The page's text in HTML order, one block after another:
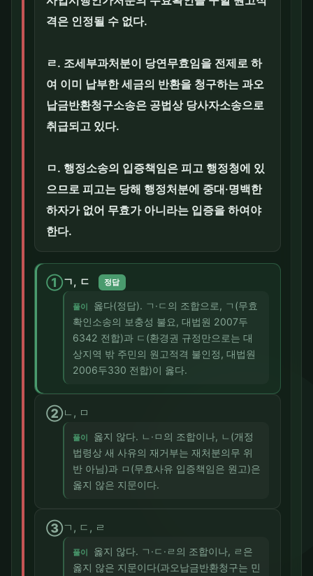
격은 인정될 수 없다.
ㄹ. 조세부과처분이 당연무효임을 전제로 하
여 이미 납부한 세금의 반환을 청구하는 과오
납금반환청구소송은 공법상 당사자소송으로
취급되고 있다.
ㅁ. 행정소송의 입증책임은 피고 행정청에 있
으므로 피고는 당해 행정처분에 중대·명백한
하자가 없어 무효가 아니라는 입증을 하여야
한다.
①ㄱ, ㄷ 정답
풀이
옳다(정답). ㄱ·ㄷ의 조합으로, ㄱ(무효
확인소송의 보충성 불요, 대법원 2007두
6342 전합)과 ㄷ(환경권 규정만으로는 대
상지역 밖 주민의 원고적격 불인정, 대법원
2006두330 전합)이 옳다.
②ㄴ, ㅁ
풀이
옳지 않다. ㄴ·ㅁ의 조합이나, ㄴ(개정
법령상 새 사유의 재거부는 재처분의무 위
반 아님)과 ㅁ(무효사유 입증책임은 원고)은
옳지 않은 지문이다.
③ㄱ, ㄷ, ㄹ
풀이
옳지 않다. ㄱ·ㄷ·ㄹ의 조합이나, ㄹ은
옳지 않은 지문이다(과오납금반환청구는 민